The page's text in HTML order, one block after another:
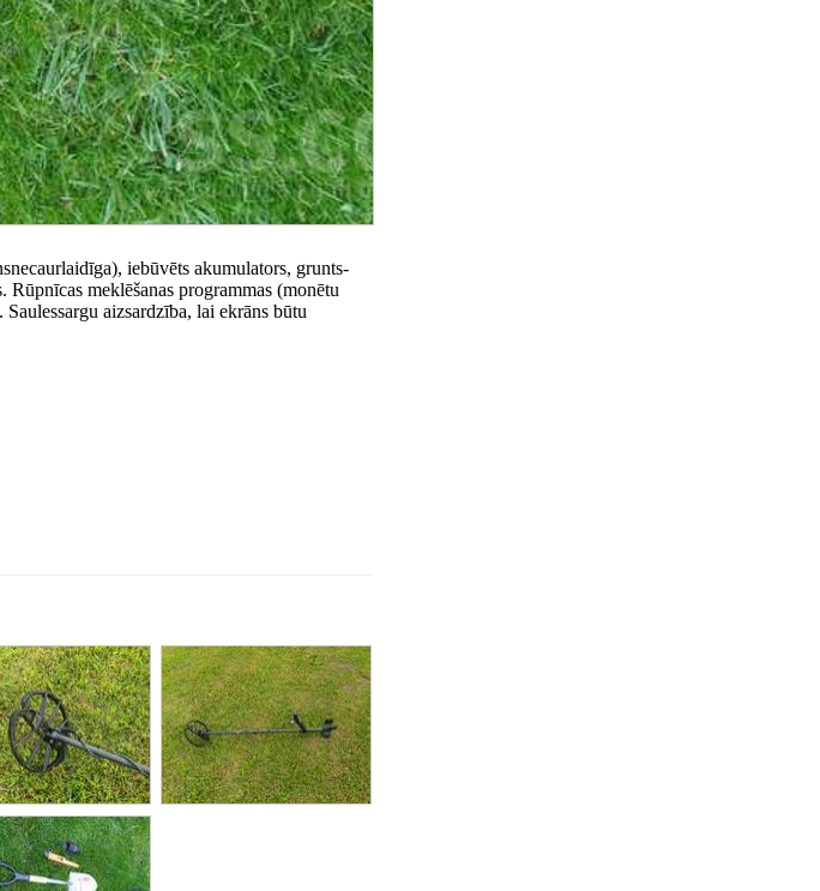
iebūvēts akumulators, grunts-
Rūpnīcas meklēšanas programmas (monētu
aizsardzība, lai ekrāns būtu